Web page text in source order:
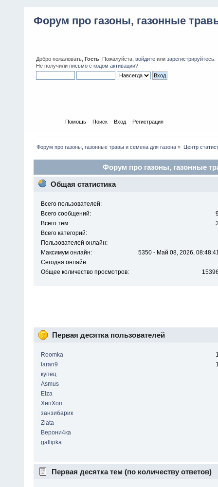
Форум про газоны, газонные
Добро пожаловать, Гость . Пожалуйста, войдите или зарегистрируйтесь
Не получили письмо с кодом активации?
Помощь Поиск Вход Регистрация
Форум про газоны, газонные травы и семена для газона » Центр
Форум про газоны, газонные
Общая статистика
Всего пользователей:
Всего сообщений:
Всего тем:
Всего категорий:
Пользователей онлайн:
Максимум онлайн:
5350 - Май 08, 2026,
Сегодня онлайн:
Общее количество просмотров:
Первая десятка пользователей
Roomka
laran9
купец
Asmus
Elza
ХипХоп
занзибарик
Zlata
Верони4ка
gallipka
Первая десятка тем (по количеству ответов)